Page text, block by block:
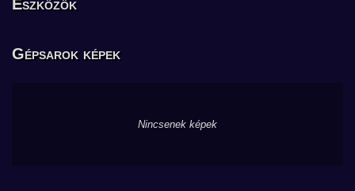
Eszközök
Gépsarok képek
Nincsenek képek